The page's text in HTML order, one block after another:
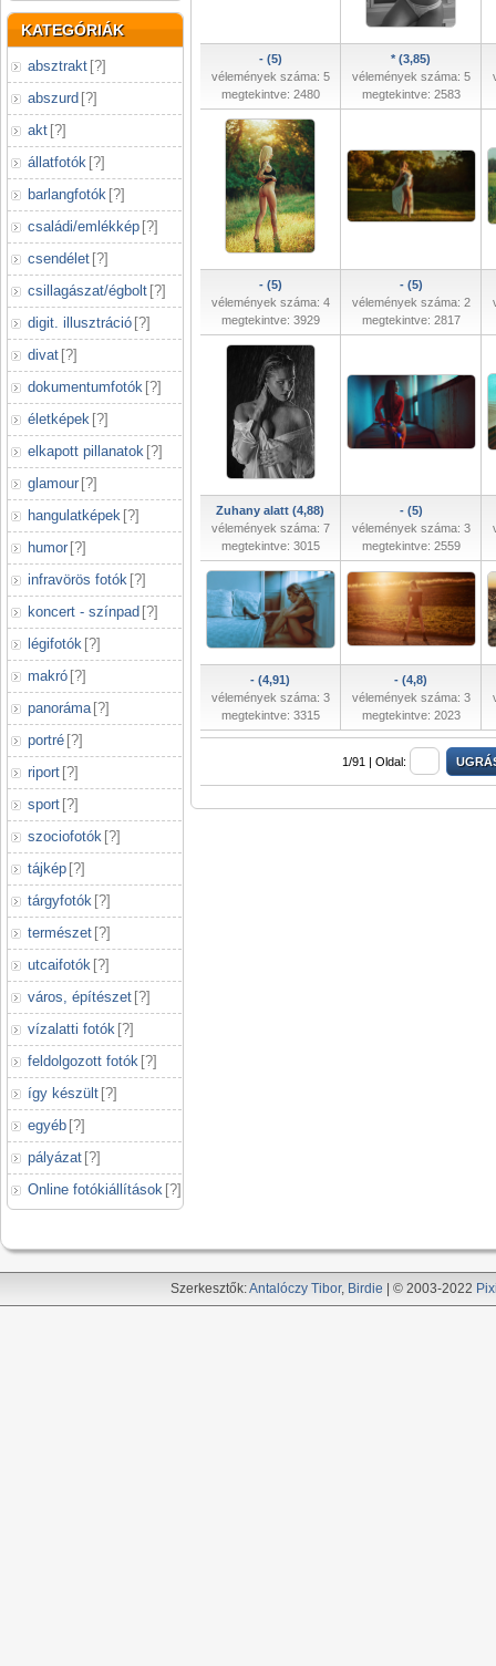
KATEGÓRIÁK
absztrakt [?]
abszurd [?]
akt [?]
állatfotók [?]
barlangfotók [?]
családi/emlékkép [?]
csendélet [?]
csillagászat/égbolt [?]
digit. illusztráció [?]
divat [?]
dokumentumfotók [?]
életképek [?]
elkapott pillanatok [?]
glamour [?]
hangulatképek [?]
humor [?]
infravörös fotók [?]
koncert - színpad [?]
légifotók [?]
makró [?]
panoráma [?]
portré [?]
riport [?]
sport [?]
szociofotók [?]
tájkép [?]
tárgyfotók [?]
természet [?]
utcaifotók [?]
város, építészet [?]
vízalatti fotók [?]
feldolgozott fotók [?]
így készült [?]
egyéb [?]
pályázat [?]
Online fotókiállítások [?]
- (5)
vélemények száma: 5
megtekintve: 2480
* (3,85)
vélemények száma: 5
megtekintve: 2583
- (5)
vélemények száma: 4
megtekintve: 3929
- (5)
vélemények száma: 2
megtekintve: 2817
Zuhany alatt (4,88)
vélemények száma: 7
megtekintve: 3015
- (5)
vélemények száma: 3
megtekintve: 2559
- (4,91)
vélemények száma: 3
megtekintve: 3315
- (4,8)
vélemények száma: 3
megtekintve: 2023
1/91 | Oldal:
Szerkesztők:Antalóczy Tibor, Birdie | © 2003-2022